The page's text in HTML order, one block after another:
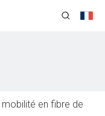
en fibre de